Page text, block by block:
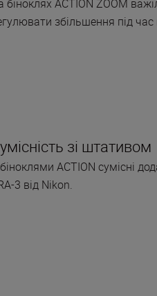
біноклях ACTION ZOOM
збільшення під час
зі штативом
ACTION сумісні
3 від Nikon.